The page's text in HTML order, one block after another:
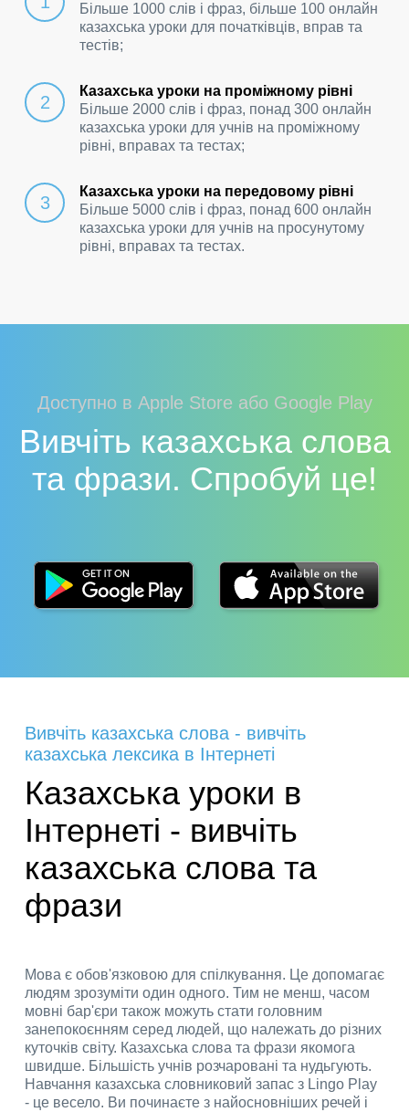
Більше 1000 слів і фраз, більше 100 онлайн
казахська уроки для початківців, вправ та
тестів;
Казахська уроки на проміжному рівні
Більше 2000 слів і фраз, понад 300 онлайн
казахська уроки для учнів на проміжному
рівні, вправах та тестах;
Казахська уроки на передовому рівні
Більше 5000 слів і фраз, понад 600 онлайн
казахська уроки для учнів на просунутому
рівні, вправах та тестах.
Доступно в Apple Store або Google Play
Вивчіть казахська слова
та фрази. Спробуй це!
Вивчіть казахська слова - вивчіть
казахська лексика в Інтернеті
Казахська уроки в
Інтернеті - вивчіть
казахська слова та
фрази
Мова є обов'язковою для спілкування. Це допомагає
людям зрозуміти один одного. Тим не менш, часом
мовні бар'єри також можуть стати головним
занепокоєнням серед людей, що належать до різних
куточків світу. Казахська слова та фрази якомога
швидше. Більшість учнів розчаровані та нудьгують.
Навчання казахська словниковий запас з Lingo Play
- це весело. Ви починаєте з найосновніших речей і